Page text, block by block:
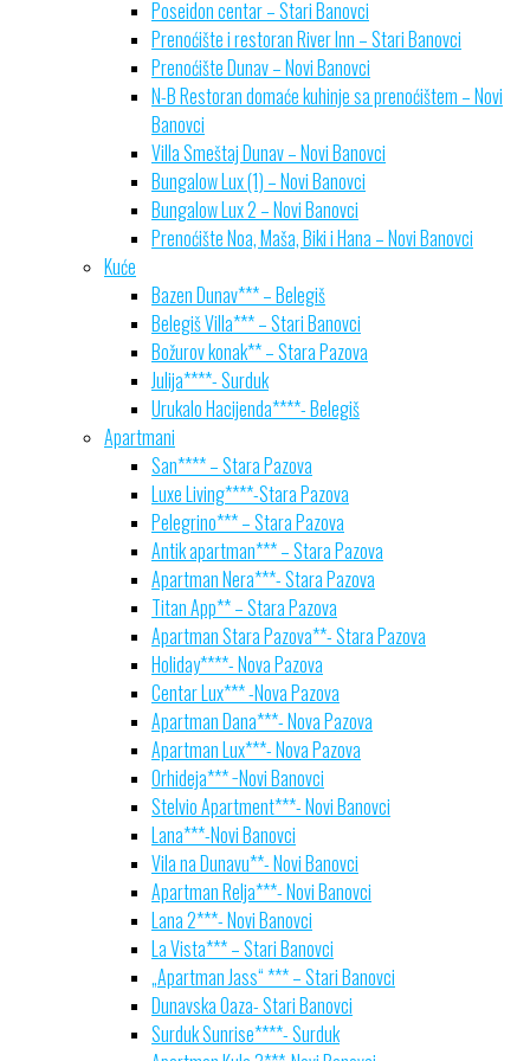
Poseidon centar – Stari Banovci
Prenoćište i restoran River Inn – Stari Banovci
Prenoćište Dunav – Novi Banovci
N-B Restoran domaće kuhinje sa prenoćištem – Novi
Banovci
Villa Smeštaj Dunav – Novi Banovci
Bungalow Lux (1) – Novi Banovci
Bungalow Lux 2 – Novi Banovci
Prenoćište Noa, Maša, Biki i Hana – Novi Banovci
Kuće
Bazen Dunav*** – Belegiš
Belegiš Villa*** – Stari Banovci
Božurov konak** – Stara Pazova
Julija****- Surduk
Urukalo Hacijenda****- Belegiš
Apartmani
San**** – Stara Pazova
Luxe Living****-Stara Pazova
Pelegrino*** – Stara Pazova
Antik apartman*** – Stara Pazova
Apartman Nera***- Stara Pazova
Titan App** – Stara Pazova
Apartman Stara Pazova**- Stara Pazova
Holiday****- Nova Pazova
Centar Lux*** -Nova Pazova
Apartman Dana***- Nova Pazova
Apartman Lux***- Nova Pazova
Orhideja*** −Novi Banovci
Stelvio Apartment***- Novi Banovci
Lana***-Novi Banovci
Vila na Dunavu**- Novi Banovci
Apartman Relja***- Novi Banovci
Lana 2***- Novi Banovci
La Vista*** – Stari Banovci
„Apartman Jass“ *** – Stari Banovci
Dunavska Oaza- Stari Banovci
Surduk Sunrise****- Surduk